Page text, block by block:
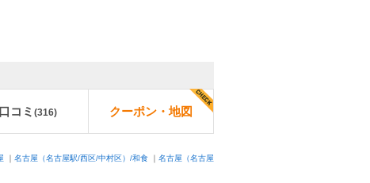
口コミ (316) クーポン・地図
｜ 名古屋（名古屋駅/西区/中村区）/和食 ｜ 名古屋（名古屋